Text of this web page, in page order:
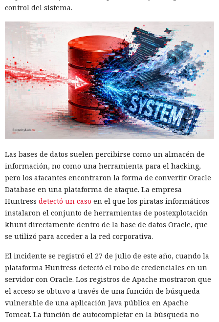
control del sistema.
Las bases de datos suelen percibirse como un almacén de
información, no como una herramienta para el hacking,
pero los atacantes encontraron la forma de convertir Oracle
Database en una plataforma de ataque. La empresa
Huntress detectó un caso en el que los piratas informáticos
instalaron el conjunto de herramientas de postexplotación
khunt directamente dentro de la base de datos Oracle, que
se utilizó para acceder a la red corporativa.
El incidente se registró el 27 de julio de este año, cuando la
plataforma Huntress detectó el robo de credenciales en un
servidor con Oracle. Los registros de Apache mostraron que
el acceso se obtuvo a través de una función de búsqueda
vulnerable de una aplicación Java pública en Apache
Tomcat. La función de autocompletar en la búsqueda no